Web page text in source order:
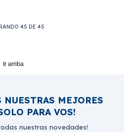
45 DE 45
Ir arriba
NUESTRAS MEJORES
PARA VOS!
nuestras novedades!